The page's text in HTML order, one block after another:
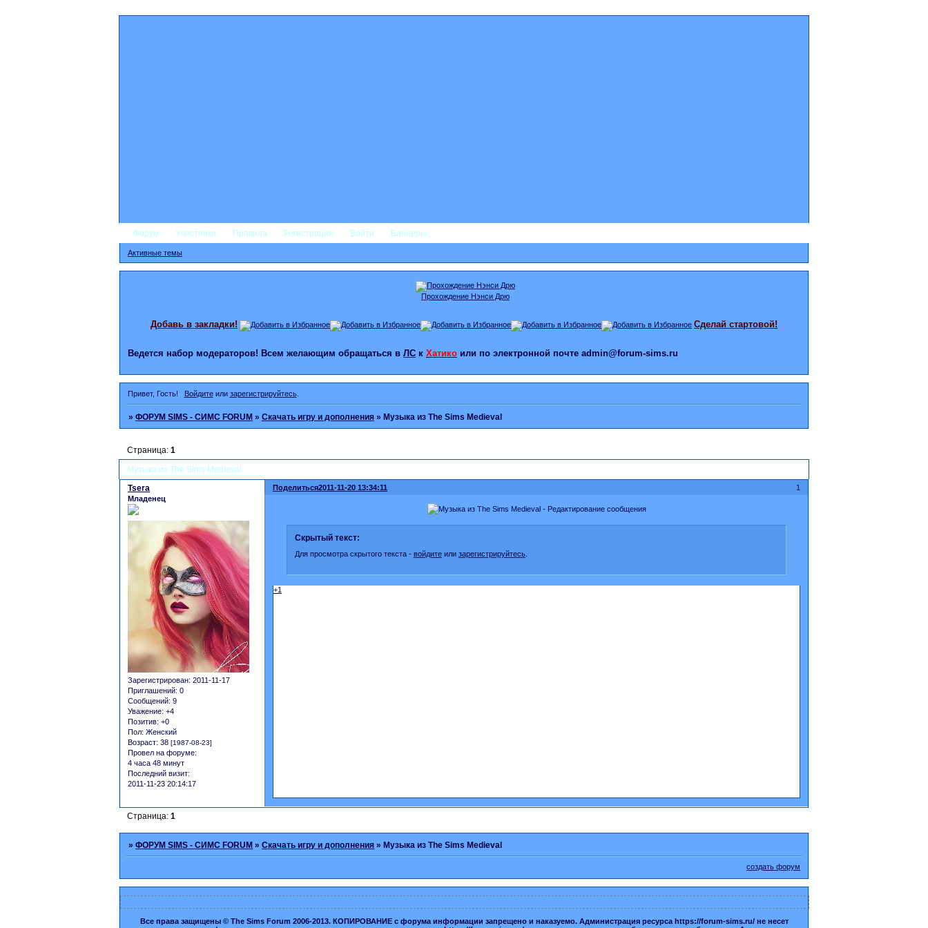
Форум Участники Правила Регистрация Войти Баннеры
Активные темы
Прохождение Нэнси Дрю
Добавь в закладки! Сделай стартовой!
Ведется набор модераторов! Всем желающим обращаться в ЛС к Хатико или по электронной почте admin@forum-sims.ru
Привет, Гость! Войдитеили зарегистрируйтесь.
»ФОРУМ SIMS - СИМС FORUM »Скачать игру и дополнения »Музыка из The Sims Medieval
Музыка из The Sims Medieval
Страница:1
Поделиться 1
2011-11-20 13:34:11
Tsera
Младенец
Зарегистрирован: 2011-11-17
Приглашений: 0
Сообщений: 9
Уважение: +4
Позитив: +0
Пол: Женский
Возраст: 38 [1987-08-23]
Провел на форуме:
4 часа 48 минут
Последний визит:
2011-11-23 20:14:17
Скрытый текст:
Для просмотра скрытого текста - войдитеили зарегистрируйтесь.
+1
Страница:1
»ФОРУМ SIMS - СИМС FORUM »Скачать игру и дополнения » Музыка из The Sims Medieval
создать форум
Все права защищены © The Sims Forum 2006-2013. КОПИРОВАНИЕ с форума информации запрещено и наказуемо. Администрация ресурса https://forum-sims.ru/ не несет